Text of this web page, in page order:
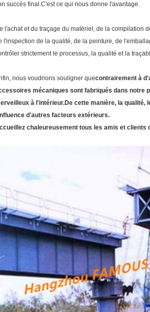
succès final.C'est ce qui nous donne l'avantage.
l'achat et du traçage du matériel, de la compilation
l'inspection de la qualité, de la peinture, de
strictement le processus, la qualité et la
nous voudrions souligner quecontrairement à
mécaniques sont fabriqués dans notre
à l'intérieur.De cette manière, la qualité,
d'autres facteurs extérieurs.
chaleureusement tous les amis et